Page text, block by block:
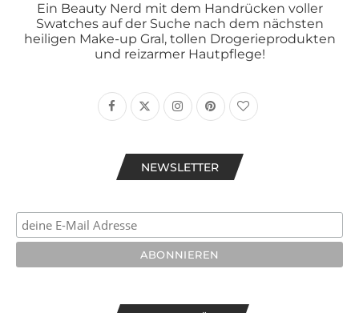
Ein Beauty Nerd mit dem Handrücken voller
Swatches auf der Suche nach dem nächsten
heiligen Make-up Gral, tollen Drogerieprodukten
und reizarmer Hautpflege!
NEWSLETTER